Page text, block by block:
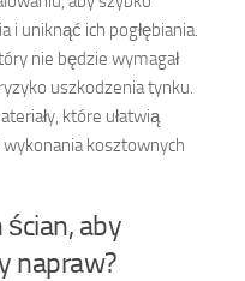
uniknąć ich pogłębiania.
nie będzie wymagał
uszkodzenia tynku.
które ułatwią
kosztownych
aby
napraw?